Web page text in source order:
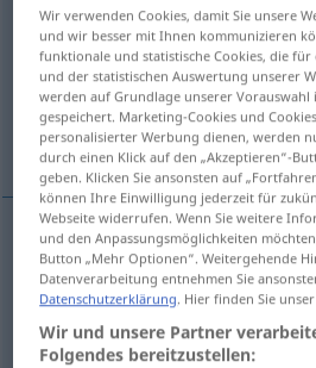
Kapiteln
Übersicht aller
(Für mehr Details die Übersetzung
rozdział, kapituła
rozdział Kapitel
kapituła Kapitel REL
Wir verwenden Cookies, damit Sie unsere
und wir besser mit Ihnen kommunizieren
funktionale und statistische Cookies, die für
und der statistischen Auswertung unserer
werden auf Grundlage unserer
gespeichert. Marketing-Cookies und
personalisierter Werbung dienen, werden
durch einen Klick auf den „Akzeptieren“-
geben. Klicken Sie ansonsten auf
können Ihre Einwilligung jederzeit für
Webseite widerrufen. Wenn Sie weitere
und den Anpassungsmöglichkeiten
Button „Mehr Optionen“. Weitergehende
Datenverarbeitung entnehmen Sie
Datenschutzerklärung. Hier finden Sie
Wir und unsere Partner
Folgendes bereitzustellen: